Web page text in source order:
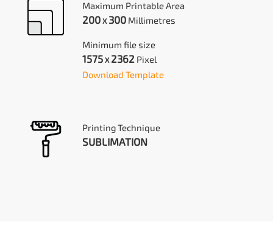
Maximum Printable Area
200 X 300Millimetres
Minimum file size
1575 X 2362Pixel
Download Template
Printing Technique
SUBLIMATION